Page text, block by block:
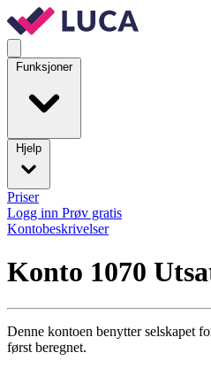
Funksjoner
Hjelp
Priser
Logg inn Prøv gratis
Kontobeskrivelser
Konto 1070
Denne kontoen benytter selskapet
først beregnet.